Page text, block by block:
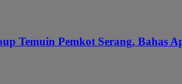
Temuin Pemkot Serang, Bahas